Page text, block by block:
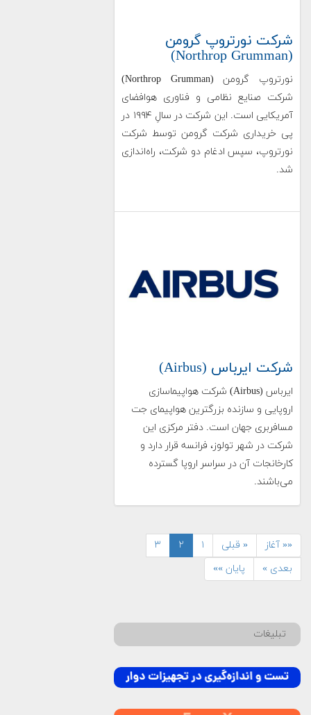
شرکت نورتروپ گرومن
(Northrop Grumman)
نورتروپ گرومن (Northrop Grumman)
شرکت صنایع نظامی و فناوری هوافضای
آمریکایی است. این شرکت در سالِ ۱۹۹۴ در
پی خریداری شرکت گرومن توسط شرکت
نورتروپ، سپس ادغام دو شرکت، راه‌اندازی
شد.
شرکت ایرباس (Airbus)
ایرباس (Airbus) شرکت هواپیماسازی
اروپایی و سازنده بزرگترین هواپیمای جت
مسافربری جهان است. دفتر مرکزی این
شرکت در شهر تولوز، فرانسه قرار دارد و
کارخانجات آن در سراسر اروپا گسترده
می‌باشند.
«« آغاز « قبلی ۱ ۲
۳
بعدی »
پایان »»
تبلیغات